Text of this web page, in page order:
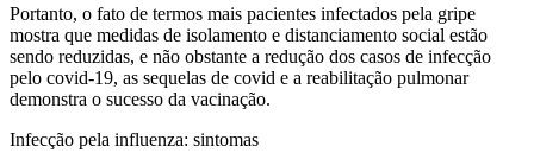
Portanto, o fato de termos mais pacientes infectados pela gripe
mostra que medidas de isolamento e distanciamento social estão
sendo reduzidas, e não obstante a redução dos casos de infecção
pelo covid-19, as sequelas de covid e a reabilitação pulmonar
demonstra o sucesso da vacinação.
Infecção pela influenza: sintomas